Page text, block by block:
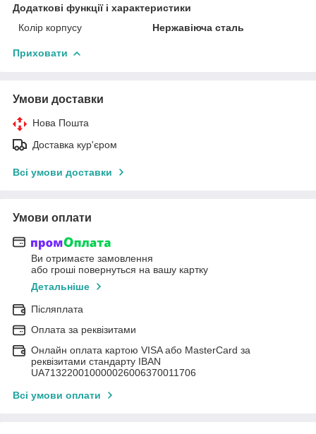
Додаткові функції і характеристики
Колір корпусу
Нержавіюча сталь
Приховати
Умови доставки
Нова Пошта
Доставка кур'єром
Всі умови доставки
Умови оплати
Ви отримаєте замовлення
або гроші повернуться на вашу картку
Детальніше
Післяплата
Оплата за реквізитами
Онлайн оплата картою VISA або MasterCard за
реквізитами стандарту IBAN
UA713220010000026006370011706
Всі умови оплати